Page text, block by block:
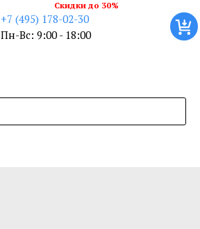
+7 (495) 178-02-30
Пн-Вс: 9:00 - 18:00
Скидки до 30%